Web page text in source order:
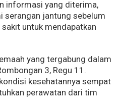
informasi yang diterima,
serangan jantung sebelum
untuk mendapatkan
yang tergabung dalam
3, Regu 11.
kesehatannya sempat
perawatan dari tim